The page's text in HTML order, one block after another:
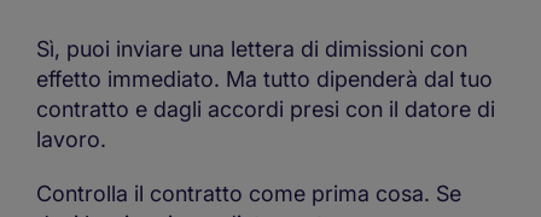
Sì, puoi inviare una lettera di dimissioni con
effetto immediato. Ma tutto dipenderà dal tuo
contratto e dagli accordi presi con il datore di
lavoro.
Controlla il contratto come prima cosa. Se